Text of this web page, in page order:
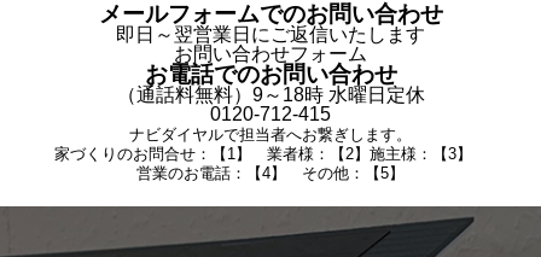
メールフォームでのお問い合わせ
即日～翌営業日にご返信いたします
お問い合わせフォーム
お電話でのお問い合わせ
（通話料無料）9～18時 水曜日定休
0120-712-415
ナビダイヤルで担当者へお繋ぎします。
家づくりのお問合せ：【1】 業者様：【2】施主様：【3】
営業のお電話：【4】 その他：【5】